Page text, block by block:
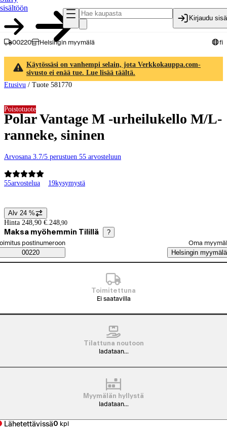
sisältöön
Kirjaudu
00220 Helsingin myymälä fi
Käytössäsi on vanhempi selain, jota Verkkokauppa.com-
sivusto ei enää tue. Lue lisää täältä.
Etusivu / Tuote 581770
Polar Vantage M -urheilukello M/L-
ranneke, sininen
Arvosana 3.7/5 perustuen 55 arvosteluun
55arvostelua 19kysymystä
Poistotuote
Hintatiedot
Alv 24 %
Hinta 248,90 €. 248,90
Maksa myöhemmin Tilillä ?
Saatavuustiedot
tilaustapa
postinumeroon
00220
Oma
Helsingin myymälä
Toimitettuna
Ei saatavilla
Tilattuna noutoon
ladataan...
Myymälän hyllystä
ladataan...
Lähetettävissä0 kpl